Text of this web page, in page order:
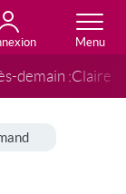
demain :Claire